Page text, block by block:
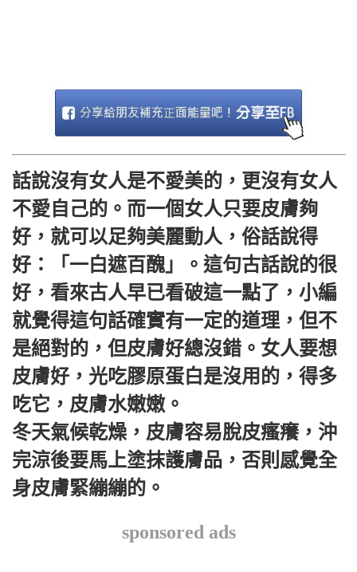
話說沒有女人是不愛美的，更沒有女人
不愛自己的。而一個女人只要皮膚夠
好，就可以足夠美麗動人，俗話說得
好：「一白遮百醜」。這句古話說的很
好，看來古人早已看破這一點了，小編
就覺得這句話確實有一定的道理，但不
是絕對的，但皮膚好總沒錯。女人要想
皮膚好，光吃膠原蛋白是沒用的，得多
吃它，皮膚水嫩嫩。
冬天氣候乾燥，皮膚容易脫皮瘙癢，沖
完涼後要馬上塗抹護膚品，否則感覺全
身皮膚緊繃繃的。
sponsored ads